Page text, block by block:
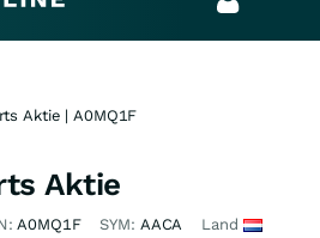
Aktie | A0MQ1F
Aktie
A0MQ1F SYM: AACA Land